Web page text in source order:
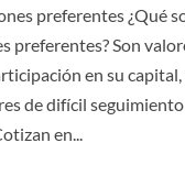
preferentes ¿Qué
preferentes? Son
en su
de difícil seguimiento
en...